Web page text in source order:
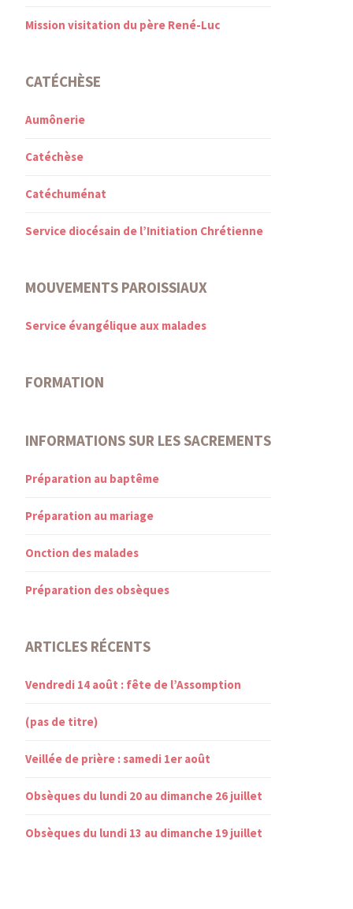
Mission visitation du père René-Luc
CATÉCHÈSE
Aumônerie
Catéchèse
Catéchuménat
Service diocésain de l’Initiation Chrétienne
MOUVEMENTS PAROISSIAUX
Service évangélique aux malades
FORMATION
INFORMATIONS SUR LES SACREMENTS
Préparation au baptême
Préparation au mariage
Onction des malades
Préparation des obsèques
ARTICLES RÉCENTS
Vendredi 14 août : fête de l’Assomption
(pas de titre)
Veillée de prière : samedi 1er août
Obsèques du lundi 20 au dimanche 26 juillet
Obsèques du lundi 13 au dimanche 19 juillet